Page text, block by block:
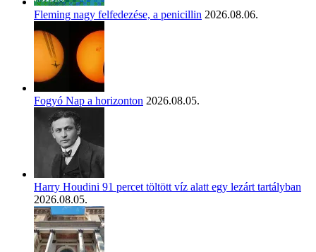
Fleming nagy felfedezése, a penicillin 2026.08.06.
Fogyó Nap a horizonton 2026.08.05.
Harry Houdini 91 percet töltött víz alatt egy lezárt tartályban
2026.08.05.